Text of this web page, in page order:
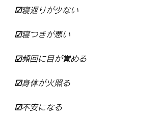
☑寝返りが少ない
☑寝つきが悪い
☑頻回に目が覚める
☑身体が火照る
☑不安になる